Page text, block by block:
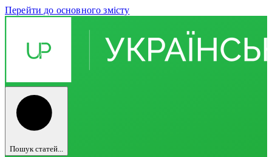
Перейти до основного змісту
Пошук статей...